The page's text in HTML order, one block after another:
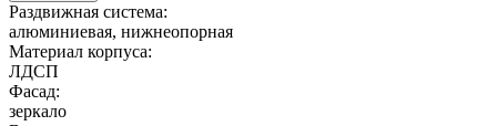
Раздвижная система:
алюминиевая, нижнеопорная
Материал корпуса:
ЛДСП
Фасад:
зеркало